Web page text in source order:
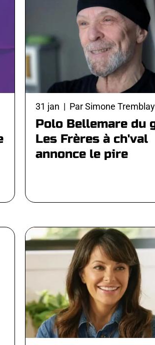
31 jan | Par Simone Tremblay
Polo Bellemare du
Les Frères à ch'val
annonce le pire